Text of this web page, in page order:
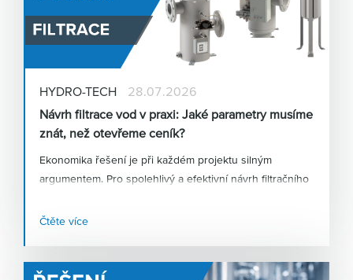
HYDRO-TECH
28.07.2026
Návrh filtrace vod v praxi: Jaké parametry musíme
znát, než otevřeme ceník?
Ekonomika řešení je při každém projektu silným
argumentem. Pro spolehlivý a efektivní návrh filtračního
parametry. Co vše je nutné zohlednit před samotným
dat, nikoliv v ceníku,“
Ing. Lubomír Potenec,
Čtěte více